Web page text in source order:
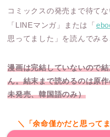
コミックスの発売まで待て
「LINEマンガ」または「
思ってました」を読んでみ
漫画は完結していないので
ん。結末まで読めるのは原
未発売、韓国語のみ）
＼「余命僅かだと思って